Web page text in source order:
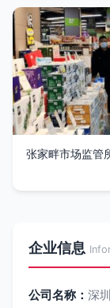
张家畔市场监管
企业信息
公司名称： 深